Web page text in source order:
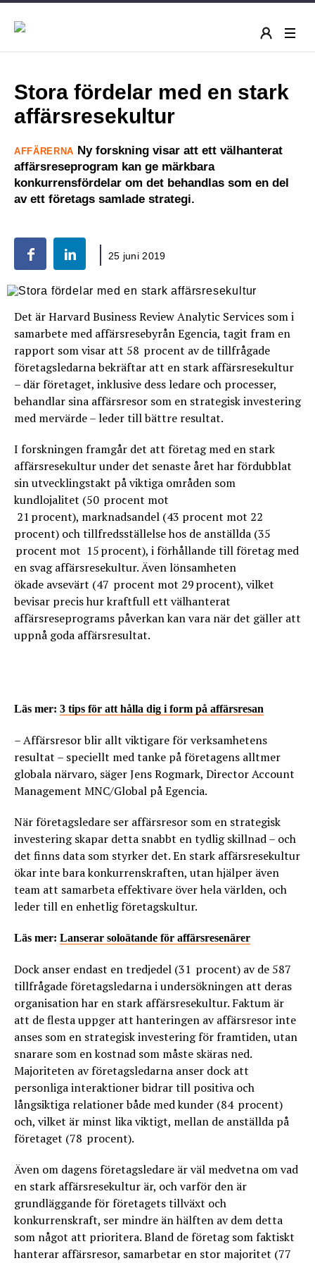
Stora fördelar med en stark
affärsresekultur
AFFÄRERNA Ny forskning visar att ett välhanterat
affärsreseprogram kan ge märkbara
konkurrensfördelar om det behandlas som en del
av ett företags samlade strategi.
25 juni 2019
Det är Harvard Business Review Analytic Services som i
samarbete med affärsresebyrån Egencia, tagit fram en
rapport som visar att 58 procent av de tillfrågade
företagsledarna bekräftar att en stark affärsresekultur
– där företaget, inklusive dess ledare och processer,
behandlar sina affärsresor som en strategisk investering
med mervärde – leder till bättre resultat.
I forskningen framgår det att företag med en stark
affärsresekultur under det senaste året har fördubblat
sin utvecklingstakt på viktiga områden som
kundlojalitet (50 procent mot
21 procent), marknadsandel (43 procent mot 22
procent) och tillfredsställelse hos de anställda (35
procent mot 15 procent), i förhållande till företag med
en svag affärsresekultur. Även lönsamheten
ökade avsevärt (47 procent mot 29 procent), vilket
bevisar precis hur kraftfull ett välhanterat
affärsreseprograms påverkan kan vara när det gäller att
uppnå goda affärsresultat.
Läs mer: 3 tips för att hålla dig i form på affärsresan
– Affärsresor blir allt viktigare för verksamhetens
resultat – speciellt med tanke på företagens alltmer
globala närvaro, säger Jens Rogmark, Director Account
Management MNC/Global på Egencia.
När företagsledare ser affärsresor som en strategisk
investering skapar detta snabbt en tydlig skillnad – och
det finns data som styrker det. En stark affärsresekultur
ökar inte bara konkurrenskraften, utan hjälper även
team att samarbeta effektivare över hela världen, och
leder till en enhetlig företagskultur.
Läs mer: Lanserar soloätande för affärsresenärer
Dock anser endast en tredjedel (31 procent) av de 587
tillfrågade företagsledarna i undersökningen att deras
organisation har en stark affärsresekultur. Faktum är
att de flesta uppger att hanteringen av affärsresor inte
anses som en strategisk investering för framtiden, utan
snarare som en kostnad som måste skäras ned.
Majoriteten av företagsledarna anser dock att
personliga interaktioner bidrar till positiva och
långsiktiga relationer både med kunder (84 procent)
och, vilket är minst lika viktigt, mellan de anställda på
företaget (78 procent).
Även om dagens företagsledare är väl medvetna om vad
en stark affärsresekultur är, och varför den är
grundläggande för företagets tillväxt och
konkurrenskraft, ser mindre än hälften av dem detta
som något att prioritera. Bland de företag som faktiskt
hanterar affärsresor, samarbetar en stor majoritet (77